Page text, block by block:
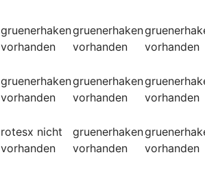
gruenerhaken
vorhanden
gruenerhaken
vorhanden
vorhanden
gruenerhaken
vorhanden
gruenerhaken
vorhanden
vorhanden
rotesx nicht
vorhanden
gruenerhaken
vorhanden
vorhanden